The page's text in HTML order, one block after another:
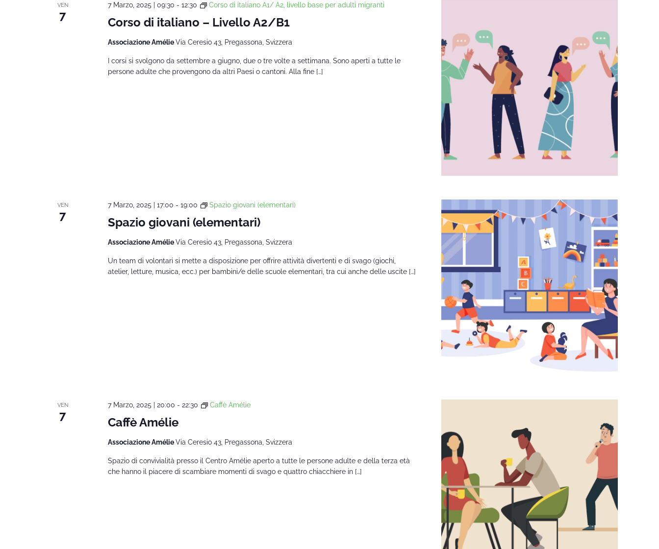
VEN
7 Corso di italiano – Livello A2/B1
7 Marzo, 2025 | 09:30 - 12:30 Corso di italiano A1/ A2, livello base per adulti migranti
Associazione AmélieVia Ceresio 43, Pregassona, Svizzera
I corsi si svolgono da settembre a giugno, due o tre volte a settimana. Sono aperti a tutte le
persone adulte che provengono da altri Paesi o cantoni. Alla fine […]
VEN
7 Spazio giovani (elementari)
7 Marzo, 2025 | 17:00 - 19:00 Spazio giovani (elementari)
Associazione AmélieVia Ceresio 43, Pregassona, Svizzera
Un team di volontari si mette a disposizione per offrire attività divertenti e di svago (giochi,
atelier, letture, musica, ecc.) per bambini/e delle scuole elementari, tra cui anche delle uscite […]
VEN
7 Caffè Amélie
7 Marzo, 2025 | 20:00 - 22:30 Caffè Amélie
Associazione AmélieVia Ceresio 43, Pregassona, Svizzera
Spazio di convivialità presso il Centro Amélie aperto a tutte le persone adulte e della terza età
che hanno il piacere di scambiare momenti di svago e quattro chiacchiere in […]